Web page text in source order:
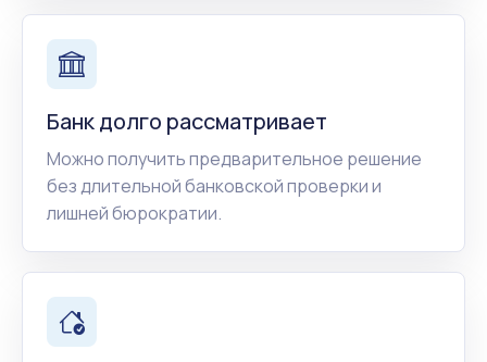
Банк долго рассматривает
Можно получить предварительное решение
без длительной банковской проверки и
лишней бюрократии.